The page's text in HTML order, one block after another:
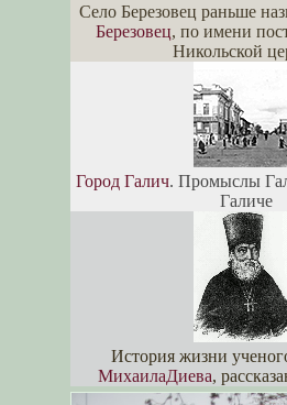
Село Березовец раньше
Березовец, по имени
Никольской
Город Галич. Промыслы
Галиче
История жизни
МихаилаДиева,